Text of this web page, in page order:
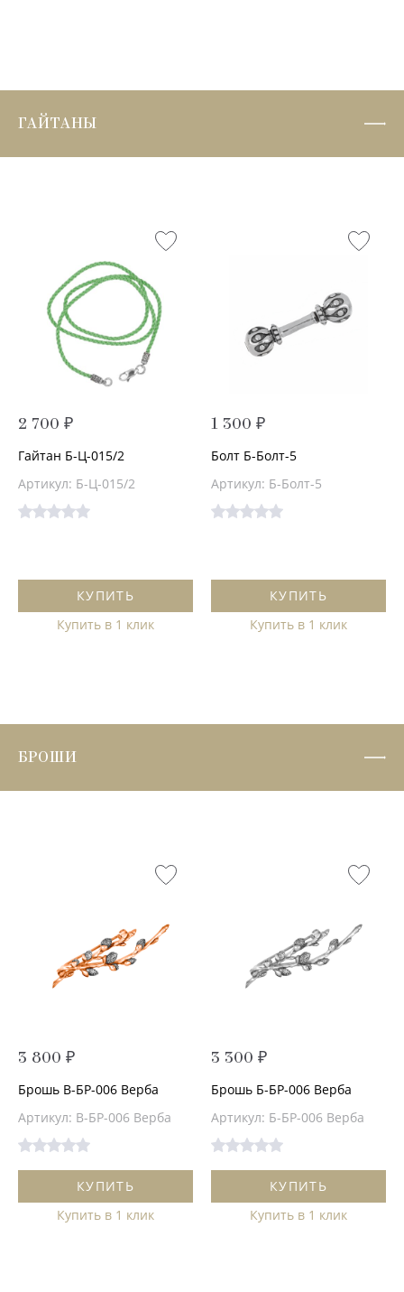
ГАЙТАНЫ
2 700 ₽
Гайтан Б-Ц-015/2
Артикул: Б-Ц-015/2
КУПИТЬ
Купить в 1 клик
1 300 ₽
Болт Б-Болт-5
Артикул: Б-Болт-5
КУПИТЬ
Купить в 1 клик
БРОШИ
3 800 ₽
Брошь В-БР-006 Верба
Артикул: В-БР-006 Верба
КУПИТЬ
Купить в 1 клик
3 300 ₽
Брошь Б-БР-006 Верба
Артикул: Б-БР-006 Верба
КУПИТЬ
Купить в 1 клик